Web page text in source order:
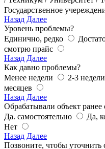
Государственное
Назад Далее
Уровень проблемы?
Единично, редко
смотрю прайс
Назад Далее
Как давно проблемы?
Менее недели
2-3 недели
месяцев
Назад Далее
Обрабатывали объект ранее
Да. самостоятельно
Да,
Нет
Назад Далее
Позвоните, чтобы уточнить